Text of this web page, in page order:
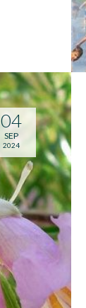
04
SEP
2024